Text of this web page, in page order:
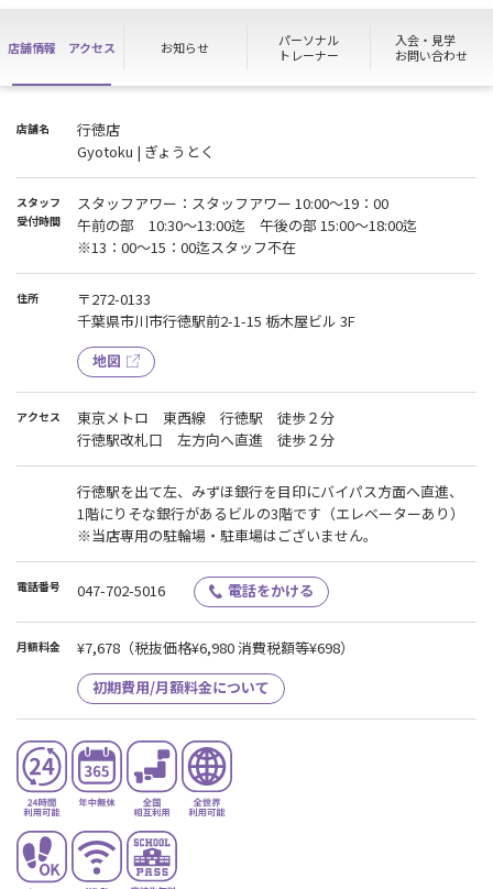
お手続きの際は「ご予約の方優先」にてご案内させていただいてお
ご希望の方はホームページ下部にあるお問合せ、またはお電話にて
※当日のご予約は枠が埋まってしまいお受けできない場合がござい
ます。
※ご予約時間から10分以上経過してもご来店・ご連絡がない場合、
キャンセル扱いとさせていただきます。
午前の部 10:30～13:00迄 午後の部 15:00～18:00迄
※13：00～15：00迄スタッフ不在
店舗情報 アクセス お知らせ
パーソナル
トレーナー
入会・見学
お問い合わせ
店舗名
行徳店
Gyotoku | ぎょうとく
スタッフ
受付時間
スタッフアワー：スタッフアワー 10:00～19：00
午前の部 10:30～13:00迄 午後の部 15:00～18:00迄
※13：00～15：00迄スタッフ不在
住所
〒272-0133
千葉県市川市行徳駅前2-1-15 栃木屋ビル 3F
地図
アクセス
東京メトロ 東西線 行徳駅 徒歩２分
行徳駅改札口 左方向へ直進 徒歩２分
行徳駅を出て左、みずほ銀行を目印にバイパス方面へ直進、
1階にりそな銀行があるビルの3階です（エレベーターあり）
※当店専用の駐輪場・駐車場はございません。
電話番号 047-702-5016 電話をかける
月額料金 ¥7,678 （税抜価格¥6,980 消費税額等¥698）
初期費用/月額料金について